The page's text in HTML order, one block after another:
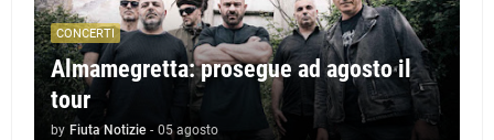
CONCERTI
Almamegretta: prosegue ad agosto il
tour
by Fiuta Notizie - 05 agosto